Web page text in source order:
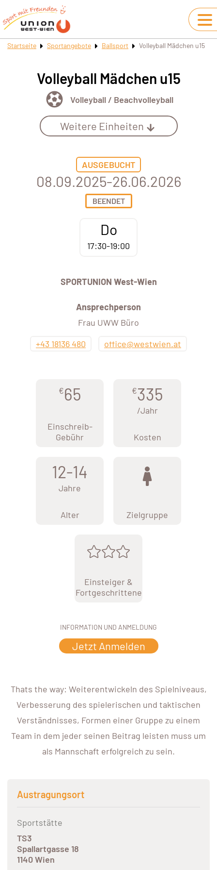
Startseite Sportangebote Ballsport Volleyball Mädchen u15
Volleyball Mädchen u15
Volleyball / Beachvolleyball
Weitere Einheiten
AUSGEBUCHT
08.09.2025-26.06.2026
BEENDET
Do
17:30-19:00
SPORTUNION West-Wien
Ansprechperson
Frau UWW Büro
+43 18136 480
office@westwien.at
€65
Einschreib-
Gebühr
€335
/Jahr
Kosten
12-14
Jahre
Alter Zielgruppe
Einsteiger &
Fortgeschrittene
INFORMATION UND ANMELDUNG
Jetzt Anmelden
Thats the way: Weiterentwickeln des Spielniveaus,
Verbesserung des spielerischen und taktischen
Verständnisses, Formen einer Gruppe zu einem
Team in dem jeder seinen Beitrag leisten muss um
als Mannschaft erfolgreich zu sein.
Austragungsort
Sportstätte
TS3
Spallartgasse 18
1140 Wien